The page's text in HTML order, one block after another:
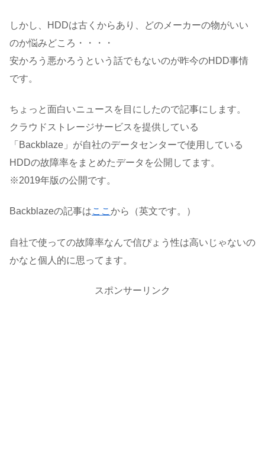
しかし、HDDは古くからあり、どのメーカーの物がいい
のか悩みどころ・・・・
安かろう悪かろうという話でもないのが昨今のHDD事情
です。
ちょっと面白いニュースを目にしたので記事にします。
クラウドストレージサービスを提供している
「Backblaze」が自社のデータセンターで使用している
HDDの故障率をまとめたデータを公開してます。
※2019年版の公開です。
Backblazeの記事はここから（英文です。）
自社で使っての故障率なんで信ぴょう性は高いじゃないの
かなと個人的に思ってます。
スポンサーリンク